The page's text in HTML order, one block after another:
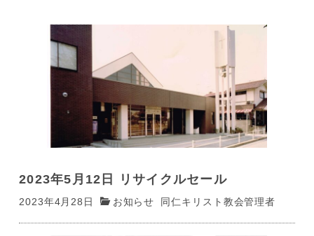
2023年5月12日 リサイクルセール
2023年4月28日 お知らせ 同仁キリスト教会管理者